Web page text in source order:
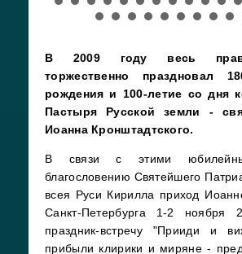
В 2009 году весь
торжественно праздновал
рождения и 100-летие со дня
Пастыря Русской земли -
Иоанна Кронштадтского.
В связи с этими
благословению Святейшего
всея Руси Кирилла приход
Санкт-Петербурга 1-2 ноября
праздник-встречу "Прииди и
прибыли клирики и миряне -